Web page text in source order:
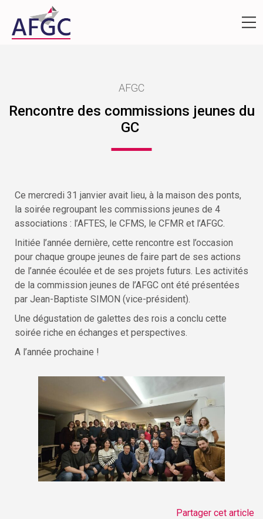
AFGC
Rencontre des commissions jeunes du
GC
Ce mercredi 31 janvier avait lieu, à la maison des ponts,
la soirée regroupant les commissions jeunes de 4
associations : l’AFTES, le CFMS, le CFMR et l’AFGC.
Initiée l’année dernière, cette rencontre est l’occasion
pour chaque groupe jeunes de faire part de ses actions
de l’année écoulée et de ses projets futurs. Les activités
de la commission jeunes de l’AFGC ont été présentées
par Jean-Baptiste SIMON (vice-président).
Une dégustation de galettes des rois a conclu cette
soirée riche en échanges et perspectives.
A l’année prochaine !
Partager cet article